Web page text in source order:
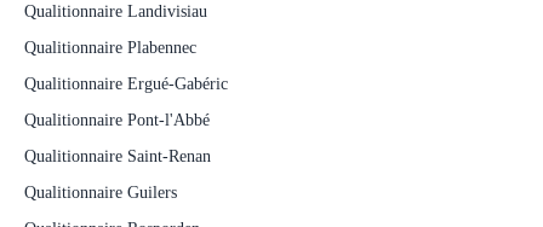
Qualitionnaire Landivisiau
Qualitionnaire Plabennec
Qualitionnaire Ergué-Gabéric
Qualitionnaire Pont-l'Abbé
Qualitionnaire Saint-Renan
Qualitionnaire Guilers